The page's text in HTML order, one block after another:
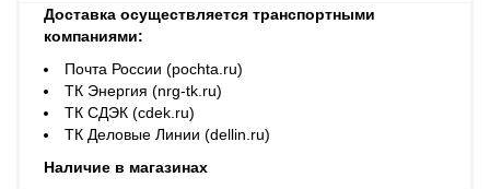
Доставка осуществляется транспортными
компаниями:
Почта России (pochta.ru)
ТК Энергия (nrg-tk.ru)
ТК СДЭК (cdek.ru)
ТК Деловые Линии (dellin.ru)
Наличие в магазинах